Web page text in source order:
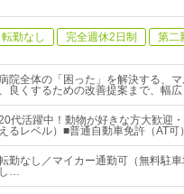
転勤なし 完全週休2日制 第二
院全体の「困った」を解決する、
良くするための改善提案まで、幅広
代活躍中！動物が好きな方大歓迎
るレベル）■普通自動車免許（AT可）
転勤なし／マイカー通勤可（無料駐
…